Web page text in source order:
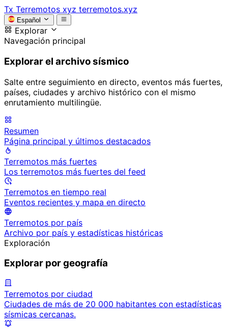
Tx Terremotos xyz terremotos.xyz
Español
Explorar
Navegación principal
Explorar el archivo sísmico
Salte entre seguimiento en directo, eventos más fuertes,
países, ciudades y archivo histórico con el mismo
enrutamiento multilingüe.
Resumen
Página principal y últimos destacados
Terremotos más fuertes
Los terremotos más fuertes del feed
Terremotos en tiempo real
Eventos recientes y mapa en directo
Terremotos por país
Archivo por país y estadísticas históricas
Exploración
Explorar por geografía
Terremotos por ciudad
Ciudades de más de 20 000 habitantes con estadísticas
sísmicas cercanas.